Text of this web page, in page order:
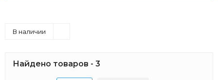
В наличии
Найдено товаров - 3